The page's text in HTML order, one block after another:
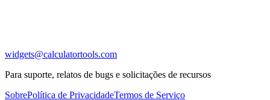
widgets@calculatortools.com
Para suporte, relatos de bugs e solicitações de recursos
SobrePolítica de PrivacidadeTermos de Serviço